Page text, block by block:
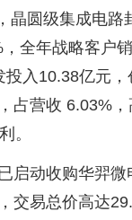
晶圆级集成电路
全年战略客户
入10.38亿元，
占营收 6.03%，
。
启动收购华羿微
交易总价高达